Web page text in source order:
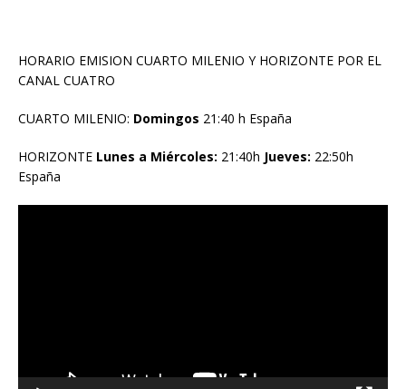
HORARIO EMISION CUARTO MILENIO Y HORIZONTE POR EL
CANAL CUATRO
CUARTO MILENIO: Domingos 21:40 h España
HORIZONTE Lunes a Miércoles: 21:40h Jueves: 22:50h
España